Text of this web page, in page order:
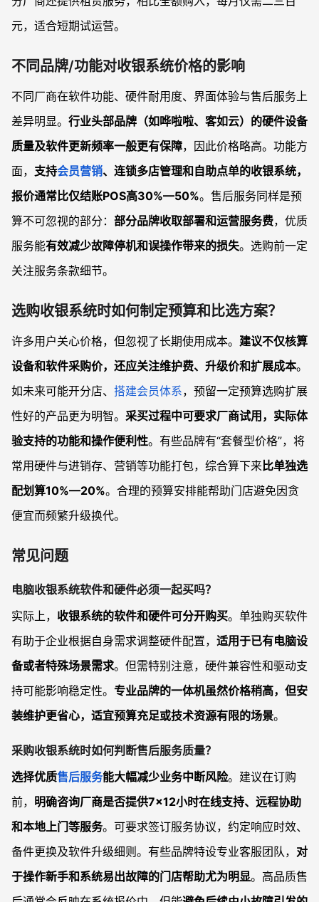
元，适合短期试运营。
不同品牌/功能对收银系统价格的影响
不同厂商在软件功能、硬件耐用度、界面体验与售后服务上
差异明显。 行业头部品牌（如哗啦啦、客如云）的硬件设备
质量及软件更新频率一般更有保障，因此价格略高。功能方
面， 支持会员营销、连锁多店管理和自助点单的收银系统，
报价通常比仅结账POS高30%—50%。售后服务同样是预
算不可忽视的部分： 部分品牌收取部署和运营服务费，优质
服务能有效减少故障停机和误操作带来的损失。选购前一定
关注服务条款细节。
选购收银系统时如何制定预算和比选方案？
许多用户关心价格，但忽视了长期使用成本。 建议不仅核算
设备和软件采购价，还应关注维护费、升级价和扩展成本。
如未来可能开分店、 搭建会员体系，预留一定预算选购扩展
性好的产品更为明智。 采买过程中可要求厂商试用，实际体
验支持的功能和操作便利性。有些品牌有“套餐型价格”，将
常用硬件与进销存、营销等功能打包，综合算下来比单独选
配划算10%—20%。合理的预算安排能帮助门店避免因贪
便宜而频繁升级换代。
常见问题
电脑收银系统软件和硬件必须一起买吗？
实际上， 收银系统的软件和硬件可分开购买。单独购买软件
有助于企业根据自身需求调整硬件配置， 适用于已有电脑设
备或者特殊场景需求。但需特别注意，硬件兼容性和驱动支
持可能影响稳定性。 专业品牌的一体机虽然价格稍高，但安
装维护更省心，适宜预算充足或技术资源有限的场景。
采购收银系统时如何判断售后服务质量？
选择优质售后服务能大幅减少业务中断风险。建议在订购
前， 明确咨询厂商是否提供7×12小时在线支持、远程协助
和本地上门等服务。可要求签订服务协议，约定响应时效、
备件更换及软件升级细则。有些品牌特设专业客服团队， 对
于操作新手和系统易出故障的门店帮助尤为明显。高品质售